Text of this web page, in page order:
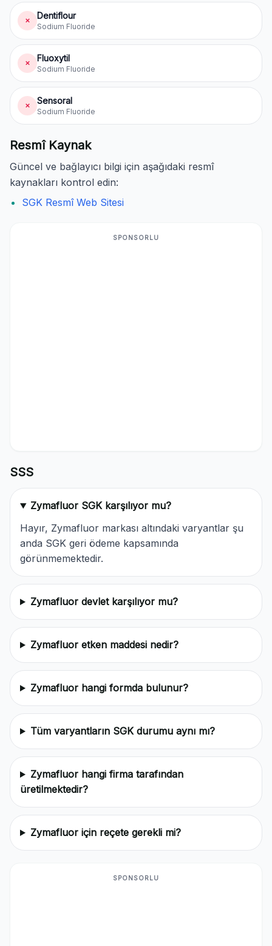
✗ Dentiflour
Sodium Fluoride
✗ Fluoxytil
Sodium Fluoride
✗ Sensoral
Sodium Fluoride
Resmî Kaynak
Güncel ve bağlayıcı bilgi için aşağıdaki resmî
kaynakları kontrol edin:
SGK Resmî Web Sitesi
SPONSORLU
SSS
Zymafluor SGK karşılıyor mu?
Hayır, Zymafluor markası altındaki varyantlar şu
anda SGK geri ödeme kapsamında
görünmemektedir.
Zymafluor devlet karşılıyor mu?
Zymafluor etken maddesi nedir?
Zymafluor hangi formda bulunur?
Tüm varyantların SGK durumu aynı mı?
Zymafluor hangi firma tarafından
üretilmektedir?
Zymafluor için reçete gerekli mi?
SPONSORLU